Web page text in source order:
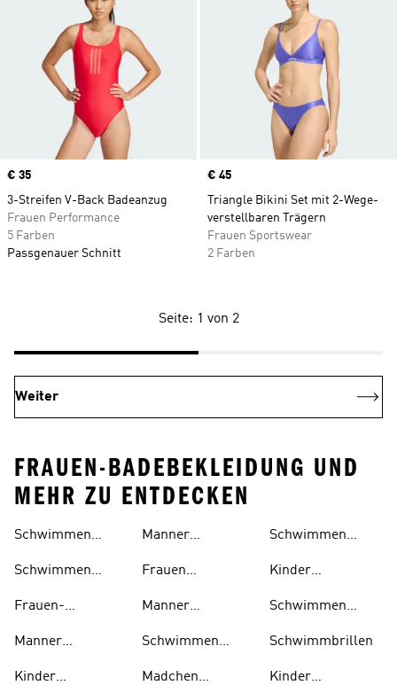
Price
€ 35
3-Streifen V-Back Badeanzug
Frauen Performance
5 Farben
Passgenauer Schnitt
Price
€ 45
Triangle Bikini Set mit 2-Wege-
verstellbaren Trägern
Frauen Sportswear
2 Farben
Seite: 1 von 2
Weiter
FRAUEN-BADEBEKLEIDUNG UND
MEHR ZU ENTDECKEN
Schwimmen
Schwimmen
Frauen-
Manner
Kinder
Schuhe
Manner
Schuhe
Frauen
Outlet
Manner
Outlet
Schwimmen
Madchen
Schwimmen
Kinder
Outlet
Schwimmen
Schwimmbrillen
Kinder